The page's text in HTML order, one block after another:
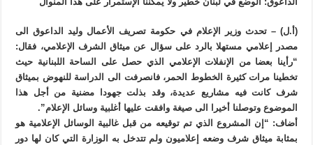
(أ.ل) – تحدث وزير الإعلام في حكومة تصريف الأعمال وليد الداعوق الى
مصدر إعلامي مستهلا بالرد على سؤال عن ميثاق الشرف الإعلامي، فقال:
“رأينا بعضا من الإنفلات الإعلامي الذي حصل على الساحة اللبنانية حيث
تخطينا مرات كثيرة الخطوط الحمر، فانصرفت الى الدراسة للنهوض بميثاق
شرف كانت فيه مشاريع عديدة، وقد بذلت جهودا مضنية من أجل هذا
الموضوع وتوصلنا أخيرا الى صيغة وافقت عليها أغلبية وسائل الإعلام”.
أضاف: “إن المشروع الذي تم توقيعه من قبل غالبية الوسائل الإعلامية هو
بمثابة ميثاق شرف وضعه إعلاميون ولم تتدخل به الوزارة التي كان لها دور